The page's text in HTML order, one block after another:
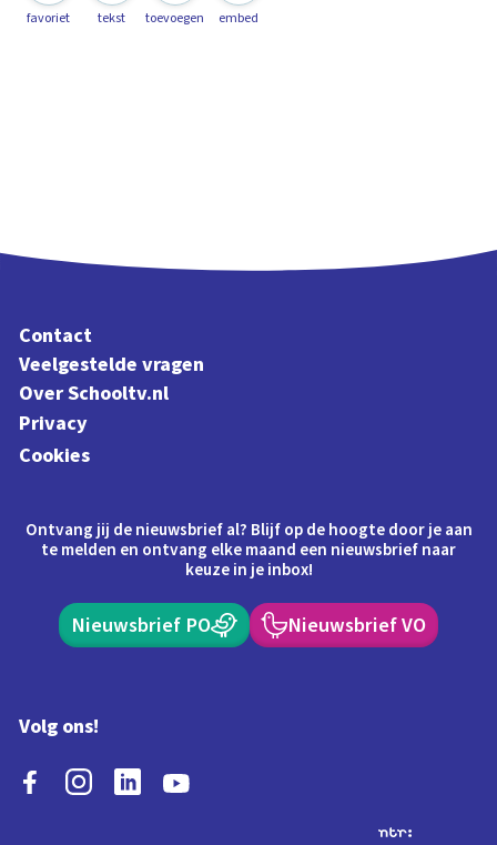
favoriet tekst toevoegen embed
Contact
Veelgestelde vragen
Over Schooltv.nl
Privacy
Cookies
Ontvang jij de nieuwsbrief al? Blijf op de hoogte door je aan
te melden en ontvang elke maand een nieuwsbrief naar
keuze in je inbox!
Nieuwsbrief PO Nieuwsbrief VO
Volg ons!